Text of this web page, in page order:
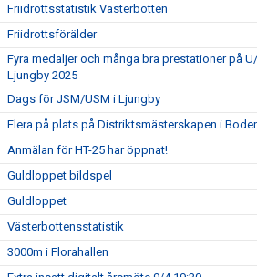
Friidrottsstatistik Västerbotten
Friidrottsförälder
Fyra medaljer och många bra prestationer på
Ljungby 2025
Dags för JSM/USM i Ljungby
Flera på plats på Distriktsmästerskapen i
Anmälan för HT-25 har öppnat!
Guldloppet bildspel
Guldloppet
Västerbottensstatistik
3000m i Florahallen